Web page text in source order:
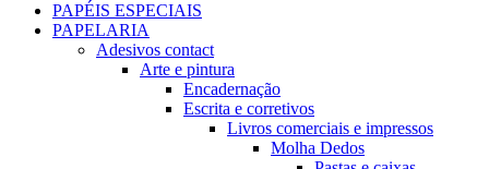
PAPÉIS ESPECIAIS
PAPELARIA
Adesivos contact
Arte e pintura
Encadernação
Escrita e corretivos
Livros comerciais e impressos
Molha Dedos